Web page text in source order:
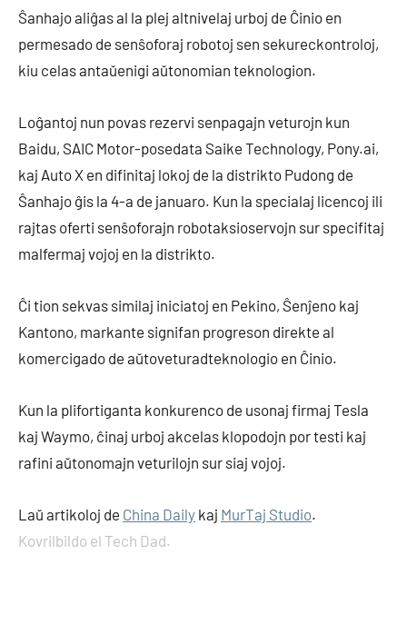
Ŝanhajo aliĝas al la plej altnivelaj urboj de Ĉinio en
permesado de senŝoforaj robotoj sen sekureckontroloj,
kiu celas antaŭenigi aŭtonomian teknologion.
Loĝantoj nun povas rezervi senpagajn veturojn kun
Baidu, SAIC Motor-posedata Saike Technology, Pony.ai,
kaj Auto X en difinitaj lokoj de la distrikto Pudong de
Ŝanhajo ĝis la 4-a de januaro. Kun la specialaj licencoj ili
rajtas oferti senŝoforajn robotaksioservojn sur specifitaj
malfermaj vojoj en la distrikto.
Ĉi tion sekvas similaj iniciatoj en Pekino, Ŝenĵeno kaj
Kantono, markante signifan progreson direkte al
komercigado de aŭtoveturadteknologio en Ĉinio.
Kun la plifortiganta konkurenco de usonaj firmaj Tesla
kaj Waymo, ĉinaj urboj akcelas klopodojn por testi kaj
rafini aŭtonomajn veturilojn sur siaj vojoj.
Laŭ artikoloj de China Daily kaj MurTaj Studio.
Kovrilbildo el Tech Dad.